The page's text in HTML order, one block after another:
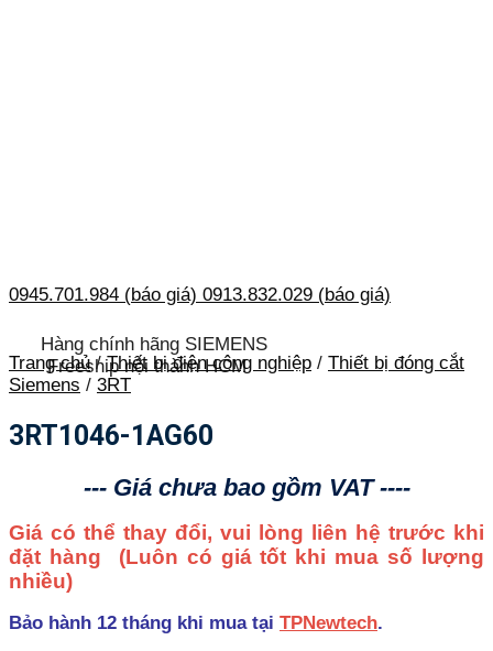
0945.701.984 (báo giá) 0913.832.029 (báo giá)
Hàng chính hãng SIEMENS
Freeship nội thành HCM
Trang chủ / Thiết bị điện công nghiệp / Thiết bị đóng cắt
Siemens / 3RT
3RT1046-1AG60
--- Giá chưa bao gồm VAT ----
Giá có thể thay đổi, vui lòng liên hệ trước khi
đặt hàng (Luôn có giá tốt khi mua số lượng
nhiều)
Bảo hành 12 tháng khi mua tại TPNewtech.